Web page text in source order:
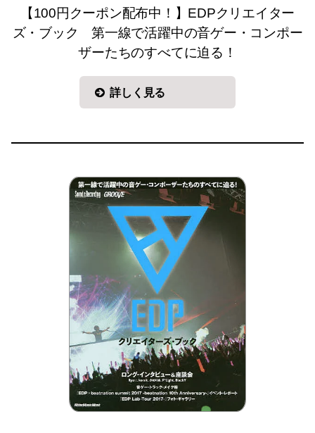
【100円クーポン配布中！】EDPクリエイター
ズ・ブック 第一線で活躍中の音ゲー・コンポー
ザーたちのすべてに迫る！
詳しく見る